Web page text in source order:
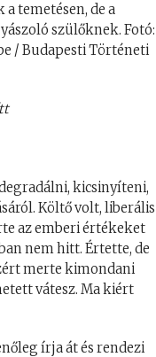
kicsinyíteni,
Költő volt, liberális
az emberi értékeket
nem hitt. Értette, de
merte kimondani
vátesz. Ma kiért
írja át és rendezi